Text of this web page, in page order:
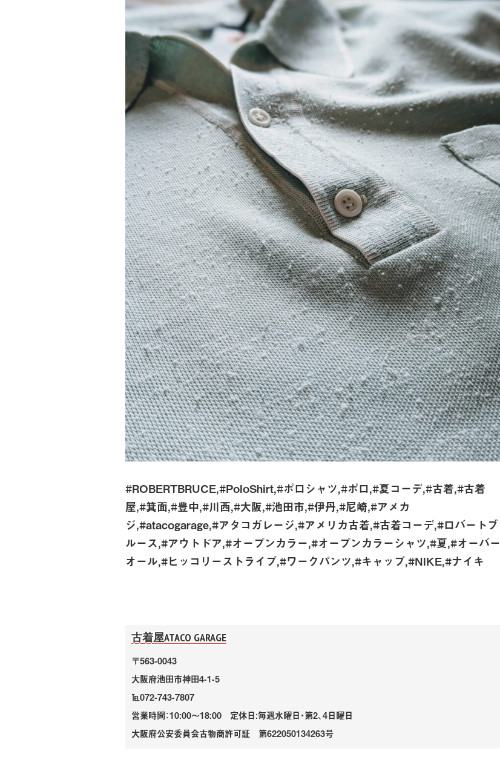
#ROBERTBRUCE,#PoloShirt,#ポロシャツ,#ポロ,#夏コーデ,#古着,#古着
屋,#箕面,#豊中,#川西,#大阪,#池田市,#伊丹,#尼崎,#アメカ
ジ,#atacogarage,#アタコガレージ,#アメリカ古着,#古着コーデ,#ロバートブ
ルース,#アウトドア,#オープンカラー,#オープンカラーシャツ,#夏,#オーバー
オール,#ヒッコリーストライプ,#ワークパンツ,#キャップ,#NIKE,#ナイキ
古着屋ATACO GARAGE
〒563-0043
大阪府池田市神田4-1-5
℡072-743-7807
営業時間：10:00～18:00 定休日:毎週水曜日・第2、4日曜日
大阪府公安委員会古物商許可証 第622050134263号